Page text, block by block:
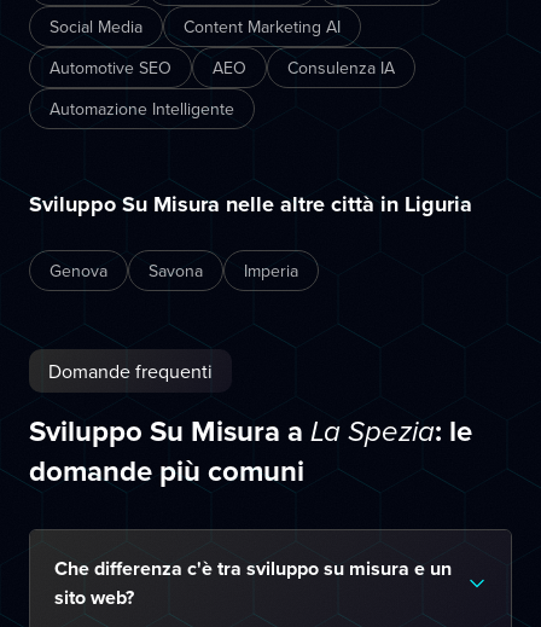
Social Media
Content Marketing AI
Automotive SEO
AEO
Consulenza IA
Automazione Intelligente
Sviluppo Su Misura nelle altre città in Liguria
Genova Savona Imperia
Domande frequenti
Sviluppo Su Misura a La Spezia: le
domande più comuni
Che differenza c'è tra sviluppo su misura e un
sito web?